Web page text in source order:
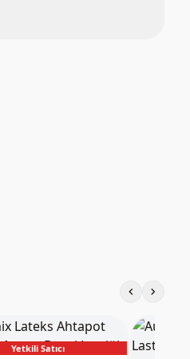
chevron_left chevron_right
Yetkili Satıcı